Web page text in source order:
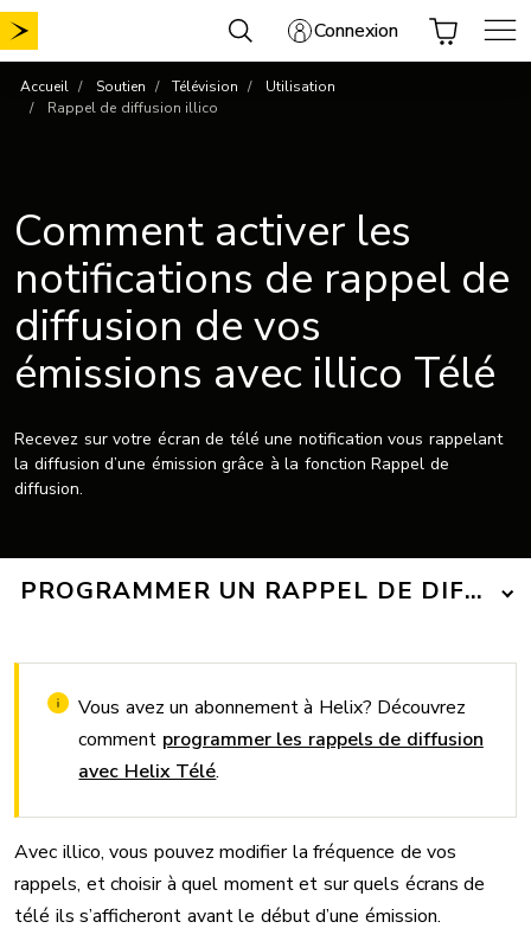
Aller
au
Connexion
Accueil Soutien Télévision
Utilisation
Rappel de diffusion illico
Comment activer les
notifications de rappel de
diffusion de vos
émissions avec illico Télé
Recevez sur votre écran de télé une notification vous rappelant
la diffusion d’une émission grâce à la fonction Rappel de
diffusion.
PROGRAMMER UN RAPPEL DE
Vous avez un abonnement à Helix? Découvrez
comment programmer les rappels de diffusion
avec Helix Télé.
Avec illico, vous pouvez modifier la fréquence de vos
rappels, et choisir à quel moment et sur quels écrans de
télé ils s’afficheront avant le début d’une émission.